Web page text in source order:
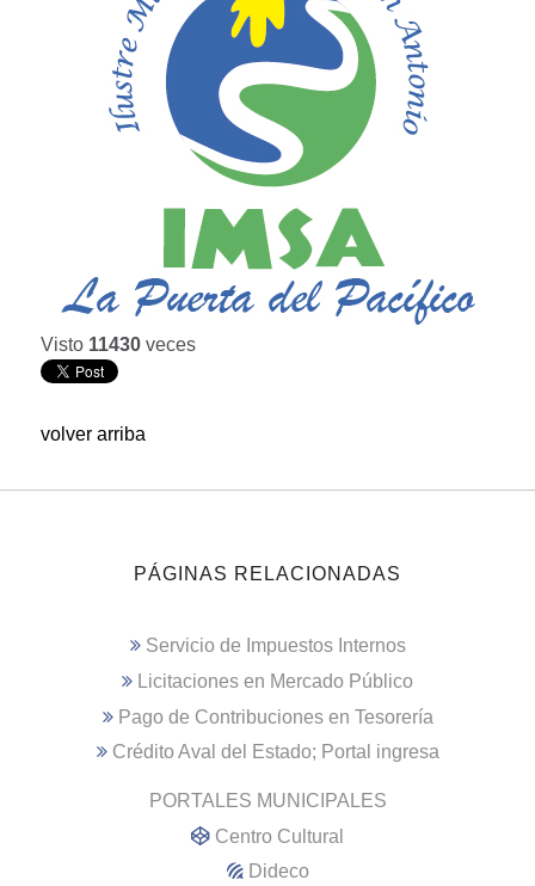
Visto 11430 veces
volver arriba
PÁGINAS RELACIONADAS
Servicio de Impuestos Internos
Licitaciones en Mercado Público
Pago de Contribuciones en Tesorería
Crédito Aval del Estado; Portal ingresa
PORTALES MUNICIPALES
Centro Cultural
Dideco